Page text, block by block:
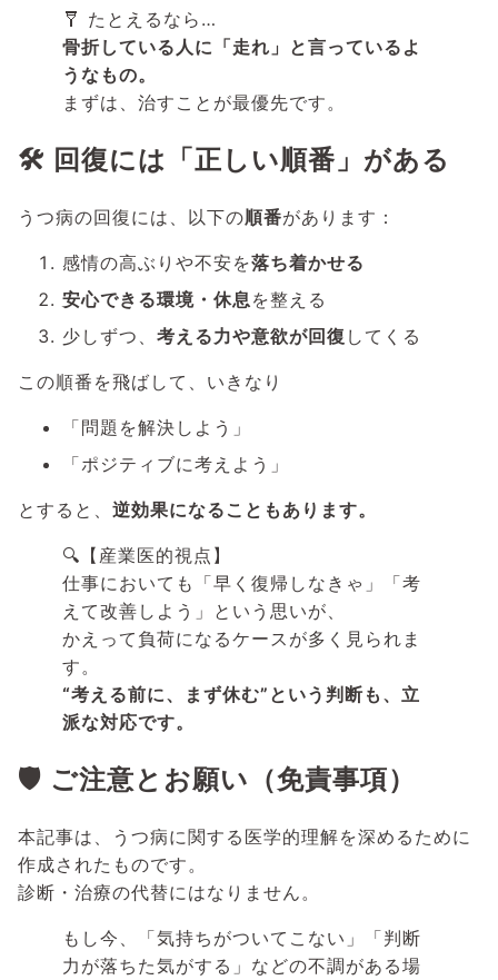
🩼 たとえるなら…
骨折している人に「走れ」と言っているよ
うなもの。
まずは、治すことが最優先です。
🛠️ 回復には「正しい順番」がある
うつ病の回復には、以下の順番があります：
感情の高ぶりや不安を落ち着かせる
安心できる環境・休息を整える
少しずつ、 考える力や意欲が回復 してくる
この順番を飛ばして、いきなり
「問題を解決しよう」
「ポジティブに考えよう」
とすると、 逆効果になることもあります。
🔍【産業医的視点】
仕事においても「早く復帰しなきゃ」「考
えて改善しよう」という思いが、
かえって負荷になるケースが多く見られま
す。
“考える前に、まず休む”という判断も、立
派な対応です。
🛡️ ご注意とお願い（免責事項）
本記事は、うつ病に関する医学的理解を深めるために
作成されたものです。
診断・治療の代替にはなりません。
もし今、「気持ちがついてこない」「判断
力が落ちた気がする」などの不調がある場